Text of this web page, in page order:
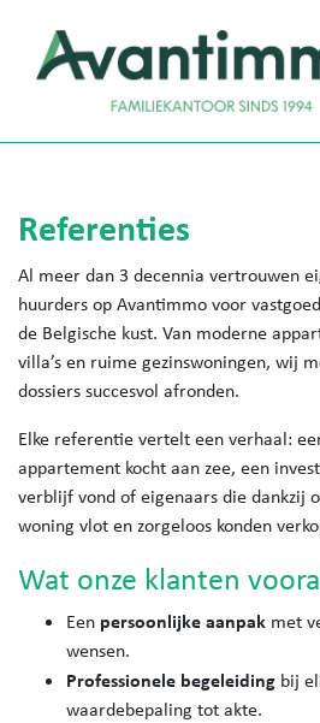
Referenties
Al meer dan 3 decennia vertrouwen
huurders op Avantimmo voor
de Belgische kust. Van moderne
villa’s en ruime gezinswoningen, wij
dossiers succesvol afronden.
Elke referentie vertelt een verhaal:
appartement kocht aan zee, een
verblijf vond of eigenaars die dankzij
woning vlot en zorgeloos konden
Wat onze klanten
Een persoonlijke aanpak met
wensen.
Professionele begeleiding bij
waardebepaling tot akte.